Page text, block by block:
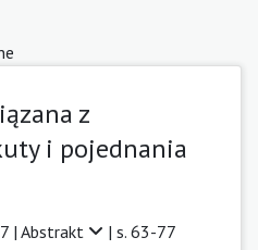
z
i pojednania
| Abstrakt | s. 63-77